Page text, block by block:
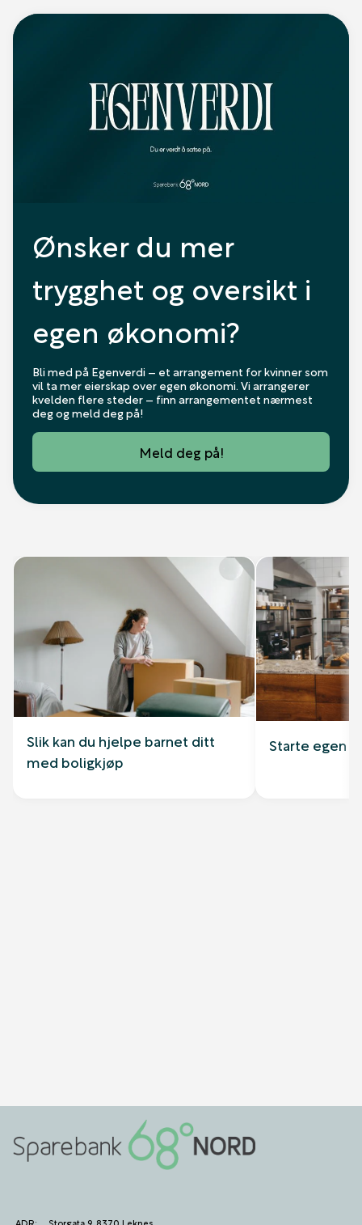
Ønsker du mer
trygghet og oversikt i
egen økonomi?
Bli med på Egenverdi – et arrangement for kvinner som
vil ta mer eierskap over egen økonomi. Vi arrangerer
kvelden flere steder – finn arrangementet nærmest
deg og meld deg på!
Meld deg på!
Slik kan du hjelpe barnet ditt
med boligkjøp
Starte egen